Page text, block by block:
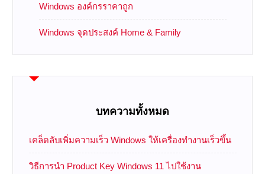
Windows องค์กรราคาถูก
Windows จุดประสงค์ Home & Family
บทความทั้งหมด
เคล็ดลับเพิ่มความเร็ว Windows ให้เครื่องทำงานเร็วขึ้น
วิธีการนำ Product Key Windows 11 ไปใช้งาน